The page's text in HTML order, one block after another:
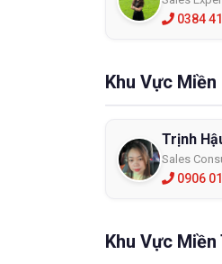
0384
Khu Vực Miền
Trịnh
Sales
0906
Khu Vực Miền